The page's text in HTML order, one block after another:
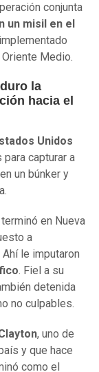
conjunta
un misil en el
Medio.
la
hacia el
Unidos
capturar a
un búnker y
en Nueva
a
le imputaron
. Fiel a su
detenida
no culpables.
, uno de
y que hace
como el